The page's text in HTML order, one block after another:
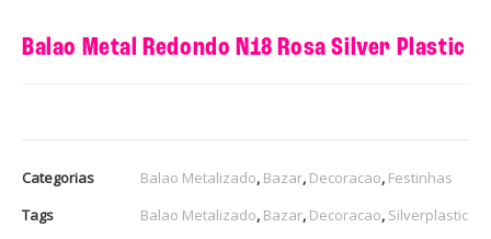
Balao Metal Redondo N18 Rosa Silver Plastic
Categorias Balao Metalizado, Bazar, Decoracao, Festinhas
Tags
Balao Metalizado, Bazar, Decoracao, Silverplastic